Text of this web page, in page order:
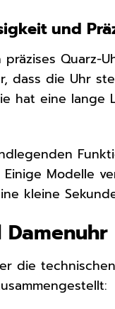
und
präzises Quarz-
dass die Uhr
hat eine
Modelle
kleine
die